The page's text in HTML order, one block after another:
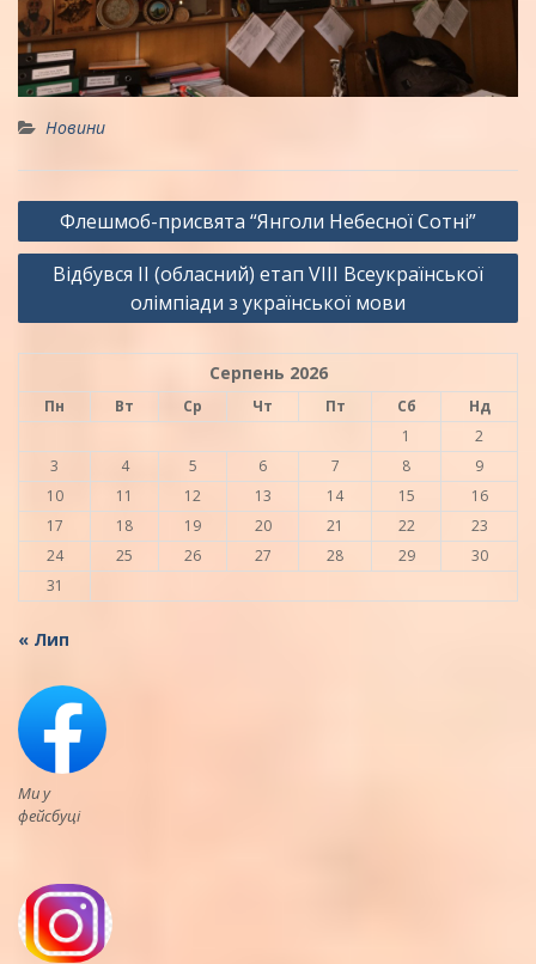
Новини
Навігація
записів
Флешмоб-присвята “Янголи Небесної Сотні”
Відбувся II (обласний) етап VIII Всеукраїнської
олімпіади з української мови
Серпень 2026
Пн Вт Ср Чт Пт Сб
Нд
1
2
3
4 5 6 7 8
9
10
11 12 13 14 15
16
17
18 19 20 21 22
23
24
25 26 27 28 29
30
31
« Лип
Ми у
фейсбуці